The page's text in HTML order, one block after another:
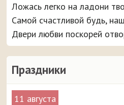
Праздники
11 августа
Ложась легко на ладони
Самой счастливой будь,
Двери любви поскорей